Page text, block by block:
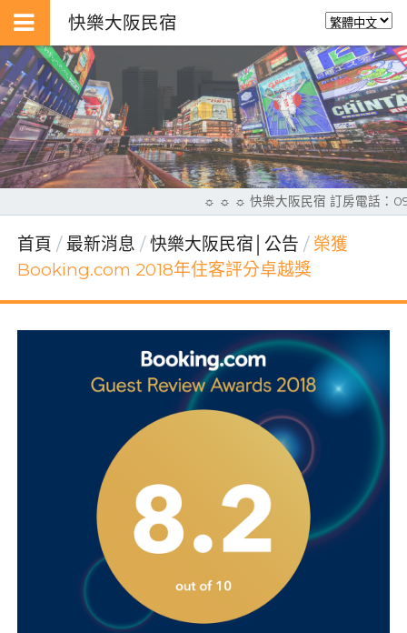
快樂大阪民宿
☼ ☼ ☼ 快樂大阪民宿 訂房電話：
首頁 最新消息 快樂大阪民宿│公告
榮獲
Booking.com 2018年住客評分卓越獎